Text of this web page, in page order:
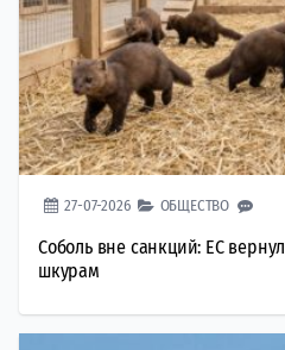
27-07-2026 ОБЩЕСТВО
Соболь вне санкций: ЕС
шкурам